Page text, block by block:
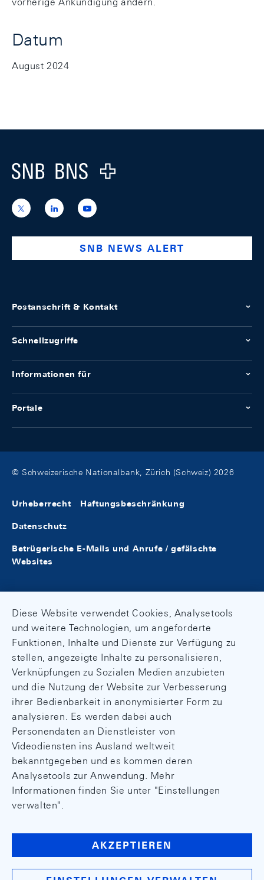
Datum
August 2024
Footer
Logo
https://x.com/snb_bns
https://ch.linkedin.com/company/swiss-
national-
https://www.youtube.com/
SNB NEWS ALERT
Postanschrift & Kontakt
Schnellzugriffe
Informationen für
Portale
© Schweizerische Nationalbank, Zürich (Schweiz) 2026
Urheberrecht Haftungsbeschränkung
Datenschutz
Betrügerische E-Mails und Anrufe / gefälschte
Websites
Diese Website verwendet Cookies, Analysetools
und weitere Technologien, um angeforderte
Funktionen, Inhalte und Dienste zur Verfügung zu
stellen, angezeigte Inhalte zu personalisieren,
Verknüpfungen zu Sozialen Medien anzubieten
und die Nutzung der Website zur Verbesserung
ihrer Bedienbarkeit in anonymisierter Form zu
analysieren. Es werden dabei auch
Personendaten an Dienstleister von
Videodiensten ins Ausland weltweit
bekanntgegeben und es kommen deren
Analysetools zur Anwendung. Mehr
Informationen finden Sie unter "Einstellungen
verwalten".
AKZEPTIEREN